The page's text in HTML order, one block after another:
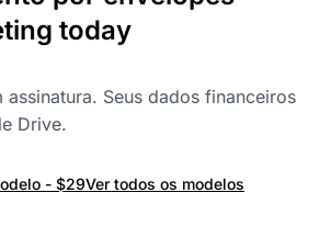
today
assinatura. Seus dados financeiros
Drive.
- $29Ver todos os modelos